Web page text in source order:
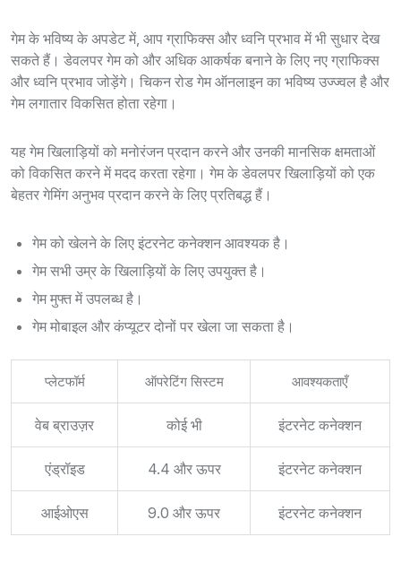
गेम के भविष्य के अपडेट में, आप ग्राफिक्स और ध्वनि प्रभाव में भी सुधार देख
सकते हैं। डेवलपर गेम को और अधिक आकर्षक बनाने के लिए नए ग्राफिक्स
और ध्वनि प्रभाव जोड़ेंगे। चिकन रोड गेम ऑनलाइन का भविष्य उज्ज्वल है और
गेम लगातार विकसित होता रहेगा।
यह गेम खिलाड़ियों को मनोरंजन प्रदान करने और उनकी मानसिक क्षमताओं
को विकसित करने में मदद करता रहेगा। गेम के डेवलपर खिलाड़ियों को एक
बेहतर गेमिंग अनुभव प्रदान करने के लिए प्रतिबद्ध हैं।
गेम को खेलने के लिए इंटरनेट कनेक्शन आवश्यक है।
गेम सभी उम्र के खिलाड़ियों के लिए उपयुक्त है।
गेम मुफ्त में उपलब्ध है।
गेम मोबाइल और कंप्यूटर दोनों पर खेला जा सकता है।
प्लेटफॉर्म ऑपरेटिंग सिस्टम आवश्यकताएँ
वेब ब्राउज़र कोई भी इंटरनेट कनेक्शन
एंड्रॉइड 4.4 और ऊपर इंटरनेट कनेक्शन
आईओएस 9.0 और ऊपर इंटरनेट कनेक्शन